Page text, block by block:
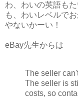
わ、わいの英語も
も、わいレベルで
やないかーい！
eBay先生からは
The seller
The seller is
costs, so